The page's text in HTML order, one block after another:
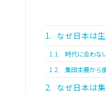
1. なぜ日本は
1.1.
時代に合わな
1.2.
集団主義から
2. なぜ日本は